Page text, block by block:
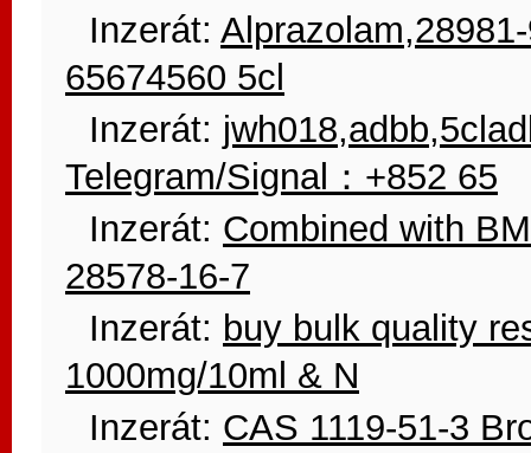
Inzerát:
65674560 5cl
Inzerát:
Telegram/Signal：+852 65
Inzerát: Combined with
28578-16-7
Inzerát: buy bulk quality
1000mg/10ml & N
Inzerát: CAS 1119-51-3